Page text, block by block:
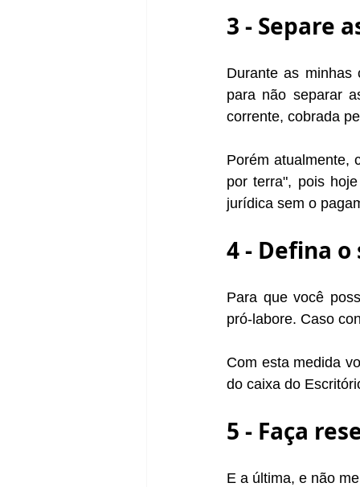
3 - Separe
Durante as minhas
para não separar
corrente, cobrada
Porém atualmente,
por terra", pois
jurídica sem o
4 - Defina
Para que você
pró-labore. Caso
Com esta medida
do caixa do
5 - Faça
E a última, e não